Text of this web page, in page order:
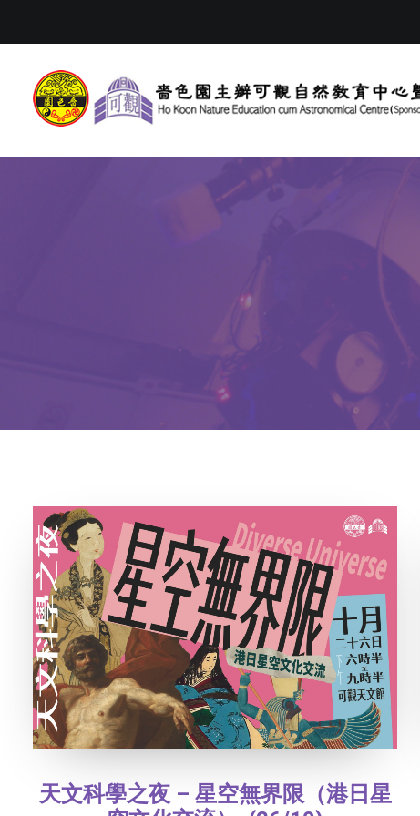
天文科學之夜 – 星空無界限（港日星